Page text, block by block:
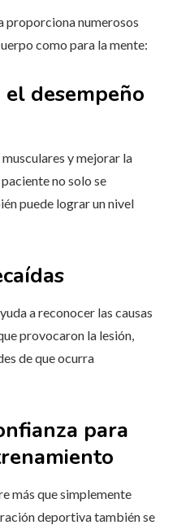
proporciona numerosos
como para la mente:
desempeño
y mejorar la
no solo se
puede lograr un nivel
a reconocer las causas
provocaron la lesión,
de que ocurra
para
más que simplemente
deportiva también se